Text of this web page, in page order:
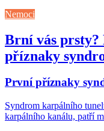
Nemoci
Brní vás prsty?
příznaky
První příznaky
Syndrom karpálního
karpálního kanálu, patří